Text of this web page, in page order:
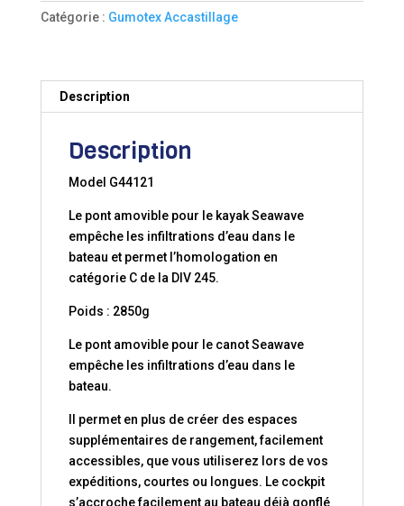
PONT
COMPLET
Catégorie : Gumotex Accastillage
Description
Description
Model G44121
Le pont amovible pour le kayak Seawave
empêche les infiltrations d’eau dans le
bateau et permet l’homologation en
catégorie C de la DIV 245.
Poids : 2850g
Le pont amovible pour le canot Seawave
empêche les infiltrations d’eau dans le
bateau.
Il permet en plus de créer des espaces
supplémentaires de rangement, facilement
accessibles, que vous utiliserez lors de vos
expéditions, courtes ou longues. Le cockpit
s’accroche facilement au bateau déjà gonflé